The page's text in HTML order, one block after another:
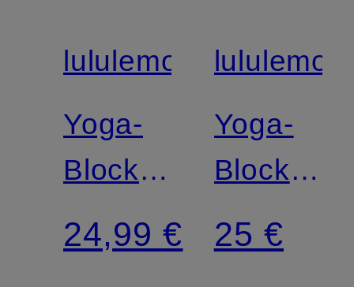
lululemon
Yoga-
Block
LIFT
AND
24,99 €
lululemon
Yoga-
Block
LIFT
AND
25 €